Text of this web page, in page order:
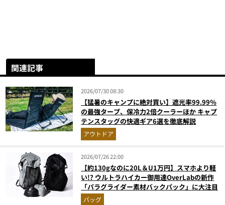
関連記事
2026/07/30 08:30
【猛暑のキャンプに絶対買い】遮光率99.99％
の最強タープ、保冷力2倍クーラーほか キャプ
テンスタッグの快適ギア6選を徹底解説
アウトドア
2026/07/26 22:00
【約130gなのに20L＆U1万円】スマホより軽
い!? ウルトラハイカー御用達OverLabの新作
「パラグライダー素材バックパック」に大注目
バッグ